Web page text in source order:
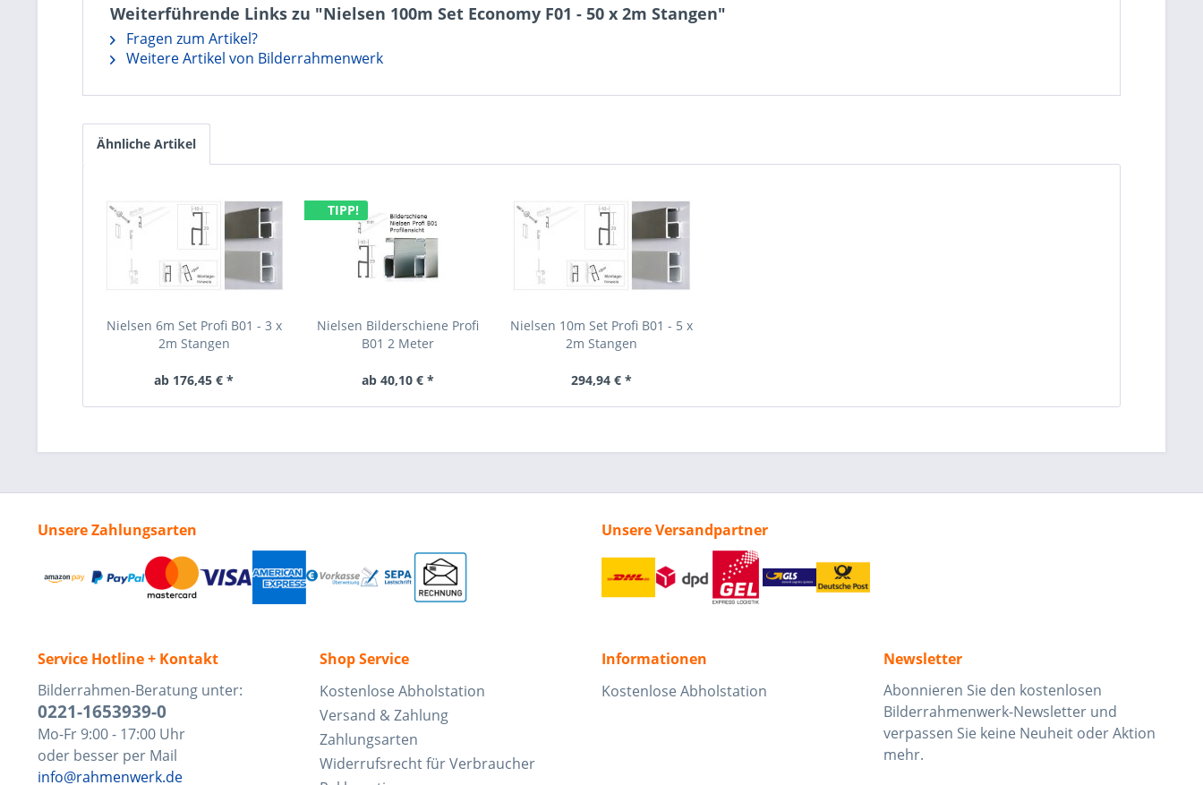
Weiterführende Links zu "Nielsen 100m Set Economy F01 - 50 x 2m Stangen"
Fragen zum Artikel?
Weitere Artikel von Bilderrahmenwerk
Ähnliche Artikel
Nielsen 6m Set Profi B01 - 3 x
2m Stangen
ab 176,45 € *
TIPP!
Nielsen Bilderschiene Profi
B01 2 Meter
ab 40,10 € *
Nielsen 10m Set Profi B01 - 5 x
2m Stangen
294,94 € *
Unsere Zahlungsarten Unsere Versandpartner
Service Hotline + Kontakt
Bilderrahmen-Beratung unter:
0221-1653939-0
Mo-Fr 9:00 - 17:00 Uhr
oder besser per Mail
info@rahmenwerk.de
Shop Service
Kostenlose Abholstation
Versand & Zahlung
Zahlungsarten
Widerrufsrecht für Verbraucher
Informationen
Kostenlose Abholstation
Newsletter
Abonnieren Sie den kostenlosen
Bilderrahmenwerk-Newsletter und
verpassen Sie keine Neuheit oder Aktion
mehr.